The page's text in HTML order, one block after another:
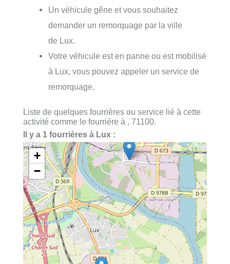
Un véhicule gêne et vous souhaitez
demander un remorquage par la ville
de Lux.
Votre véhicule est en panne ou est mobilisé
à Lux, vous pouvez appeler un service de
remorquage.
Liste de quelques fourrières ou service lié à cette
activité comme le fourrière à , 71100.
Il y a 1 fourrières à Lux :
+
−